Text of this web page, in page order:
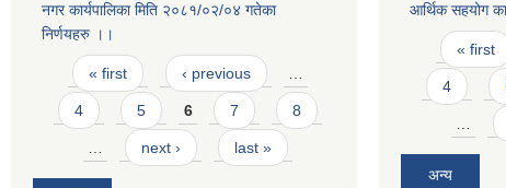
नगर कार्यपालिका मिति २०८१/०२/०४ गतेका
निर्णयहरु ।।
Pages
« first ‹ previous
4 5 6 7 8
next › last »
आर्थिक सहयोग
Pages
« first
4
अन्य